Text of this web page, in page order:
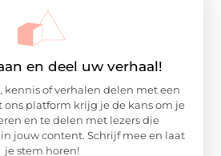
en deel uw verhaal!
kennis of verhalen delen met een
platform krijg je de kans om je
en te delen met lezers die
jouw content. Schrijf mee en laat
je stem horen!